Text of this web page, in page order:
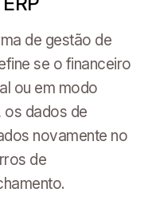
de gestão de
se o financeiro
ou em modo
os dados de
novamente no
de